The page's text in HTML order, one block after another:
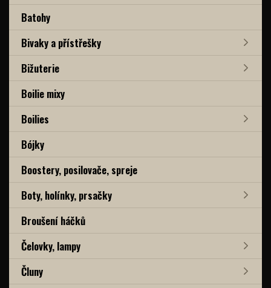
Batohy
Bivaky a přístřešky
Bižuterie
Boilie mixy
Boilies
Bójky
Boostery, posilovače, spreje
Boty, holínky, prsačky
Broušení háčků
Čelovky, lampy
Čluny